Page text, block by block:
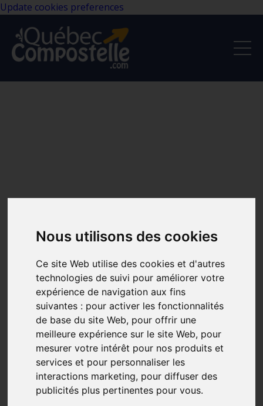
Nous utilisons des cookies
Ce site Web utilise des cookies et d'autres
technologies de suivi pour améliorer votre
expérience de navigation aux fins
suivantes : pour activer les fonctionnalités
de base du site Web, pour offrir une
meilleure expérience sur le site Web, pour
mesurer votre intérêt pour nos produits et
services et pour personnaliser les
interactions marketing, pour diffuser des
publicités plus pertinentes pour vous.
Update cookies preferences
Conférence/entrevue: Prendre du
temps pour soi
Compostelle Pause Temps
Dec 19, 2022
« Je vais prendre du temps pour moi parce que je veux
vieillir en santé, en forme. »
Retraitée de la fonction publique depuis quelques
mois après plus de 30 ans de service, Josée Blais veut